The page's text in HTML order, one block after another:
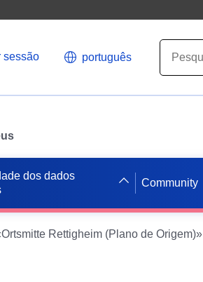
sessão português
dos dados
Community
Rettigheim (Plano de Origem)»